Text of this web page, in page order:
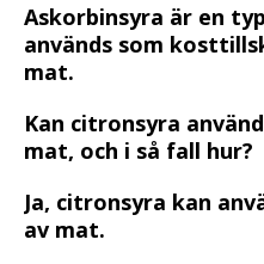
Askorbinsyra är en
används som
mat.
Kan citronsyra
mat, och i så fall hur?
Ja, citronsyra kan
av mat.